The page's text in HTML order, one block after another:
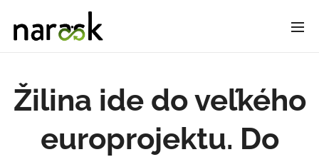
Žilina ide do veľkého
europrojektu. Do